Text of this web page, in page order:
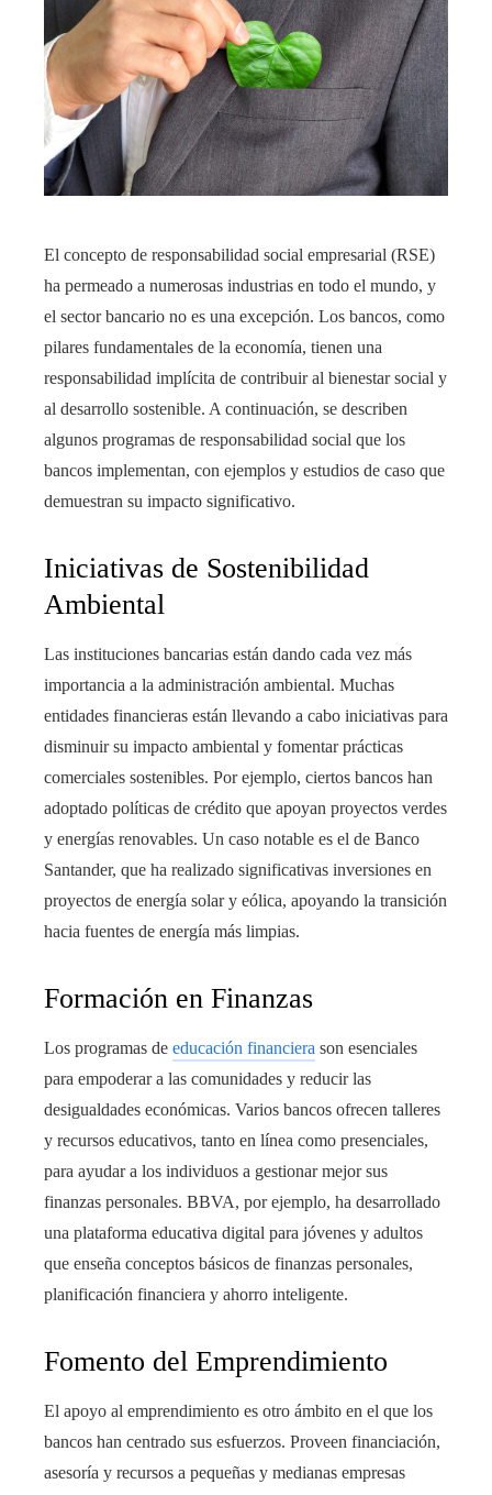
El concepto de responsabilidad social empresarial (RSE)
ha permeado a numerosas industrias en todo el mundo, y
el sector bancario no es una excepción. Los bancos, como
pilares fundamentales de la economía, tienen una
responsabilidad implícita de contribuir al bienestar social y
al desarrollo sostenible. A continuación, se describen
algunos programas de responsabilidad social que los
bancos implementan, con ejemplos y estudios de caso que
demuestran su impacto significativo.
Iniciativas de Sostenibilidad
Ambiental
Las instituciones bancarias están dando cada vez más
importancia a la administración ambiental. Muchas
entidades financieras están llevando a cabo iniciativas para
disminuir su impacto ambiental y fomentar prácticas
comerciales sostenibles. Por ejemplo, ciertos bancos han
adoptado políticas de crédito que apoyan proyectos verdes
y energías renovables. Un caso notable es el de Banco
Santander, que ha realizado significativas inversiones en
proyectos de energía solar y eólica, apoyando la transición
hacia fuentes de energía más limpias.
Formación en Finanzas
Los programas de educación financiera son esenciales
para empoderar a las comunidades y reducir las
desigualdades económicas. Varios bancos ofrecen talleres
y recursos educativos, tanto en línea como presenciales,
para ayudar a los individuos a gestionar mejor sus
finanzas personales. BBVA, por ejemplo, ha desarrollado
una plataforma educativa digital para jóvenes y adultos
que enseña conceptos básicos de finanzas personales,
planificación financiera y ahorro inteligente.
Fomento del Emprendimiento
El apoyo al emprendimiento es otro ámbito en el que los
bancos han centrado sus esfuerzos. Proveen financiación,
asesoría y recursos a pequeñas y medianas empresas